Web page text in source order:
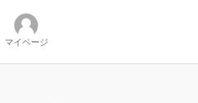
マイページ